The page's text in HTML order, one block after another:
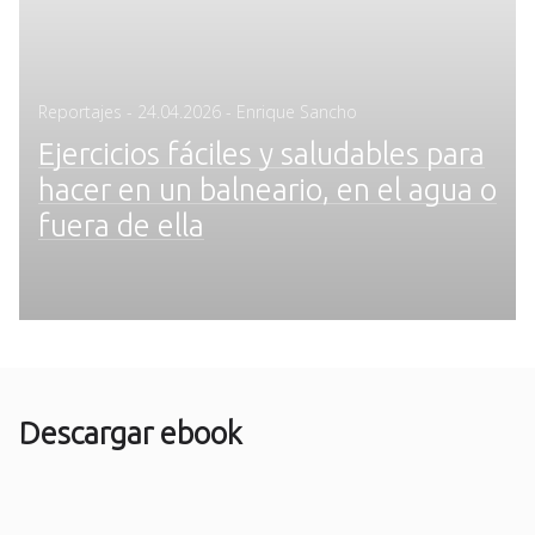
Reportajes - Posted
24.04.2026 - Enrique Sancho
Ejercicios fáciles y saludables para
hacer en un balneario, en el agua o
fuera de ella
Descargar ebook